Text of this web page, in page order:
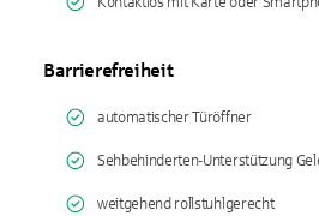
Barrierefreiheit
automatischer Türöffner
Sehbehinderten-Unterstützung
weitgehend rollstuhlgerecht